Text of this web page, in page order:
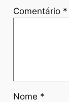
Comentário *
Nome *